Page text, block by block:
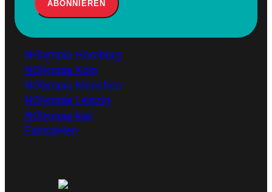
NOlympia Hamburg
NOlympia Köln
NOlympia München
NOlympia Leipzig
NOlympia kiel
Fairspielen